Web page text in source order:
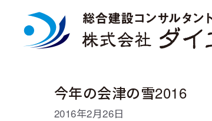
今年の会津の雪2016
2016年2月26日